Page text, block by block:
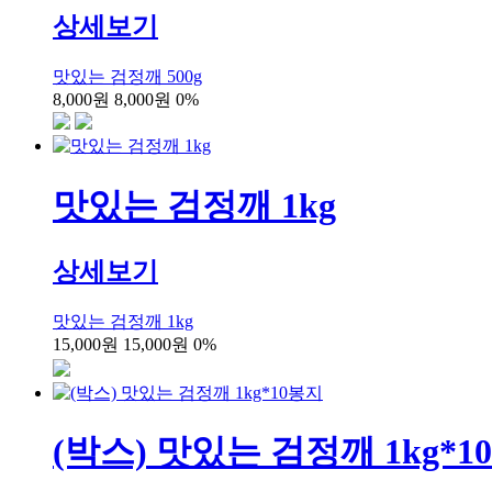
상세보기
맛있는 검정깨 500g
8,000원 8,000원 0%
맛있는 검정깨 1kg
상세보기
맛있는 검정깨 1kg
15,000원 15,000원 0%
(박스) 맛있는 검정깨